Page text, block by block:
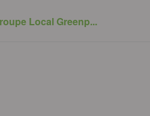
Local Greenp...